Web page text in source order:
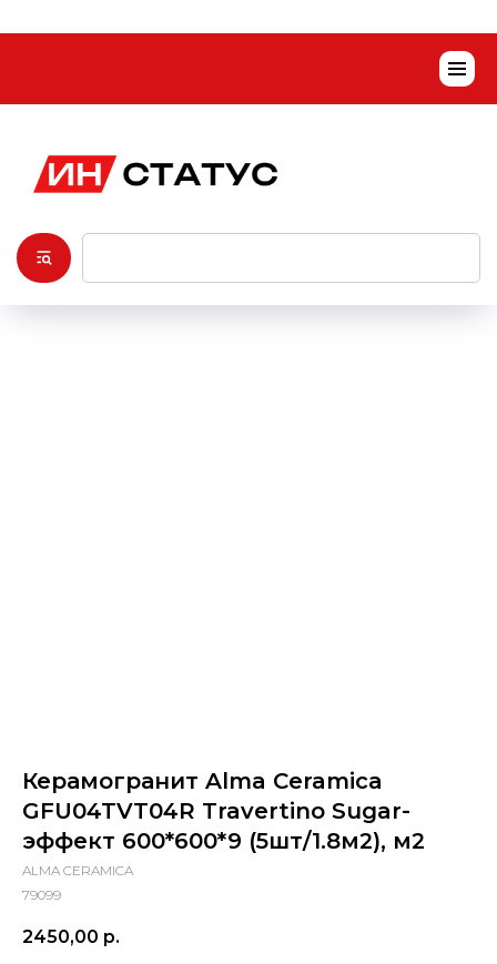
Керамогранит Alma Ceramica
GFU04TVT04R Travertino Sugar-
эффект 600*600*9 (5шт/1.8м2), м2
ALMA CERAMICA
79099
2450,00 р.